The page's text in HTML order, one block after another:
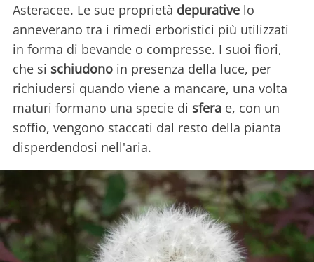
Asteracee. Le sue proprietà depurative lo
anneverano tra i rimedi erboristici più utilizzati
in forma di bevande o compresse. I suoi fiori,
che si schiudono in presenza della luce, per
richiudersi quando viene a mancare, una volta
maturi formano una specie di sfera e, con un
soffio, vengono staccati dal resto della pianta
disperdendosi nell'aria.